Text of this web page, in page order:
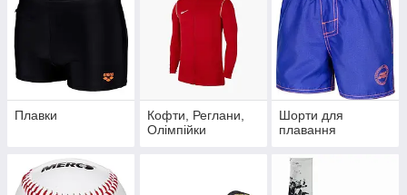
Плавки
Кофти, Реглани,
Олімпійки
Шорти для
плавання